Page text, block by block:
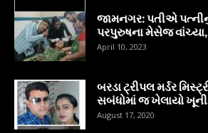
જામનગર: પતીએ
પરપુરુષના મેસેજ
April 10, 2023
બરડા ટ્રીપલ મર્ડર
સબંધોમાં જ ખેલાયો
August 17, 2020